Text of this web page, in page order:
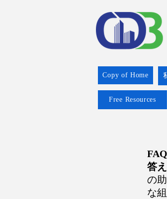
Copy of Home
Free Resources
答え
の
な